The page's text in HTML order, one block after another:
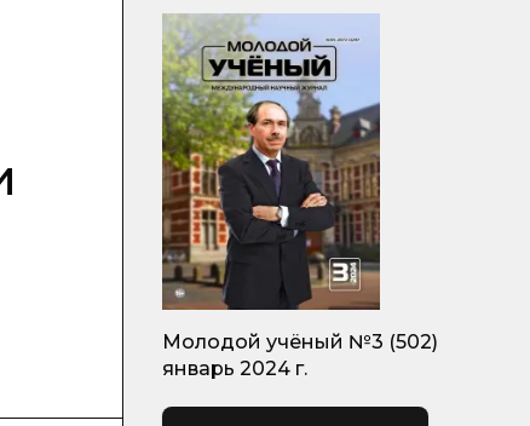
Молодой учёный №3 (502)
январь 2024 г.